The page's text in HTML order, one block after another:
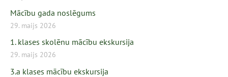
Mācību gada noslēgums
29. maijs 2026
1. klases skolēnu mācību ekskursija
29. maijs 2026
3.a klases mācību ekskursija